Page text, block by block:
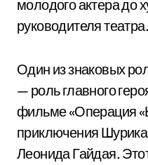
молодого актера до
руководителя театра.
Один из знаковых
— роль главного
фильме «Операция
приключения
Леонида Гайдая.